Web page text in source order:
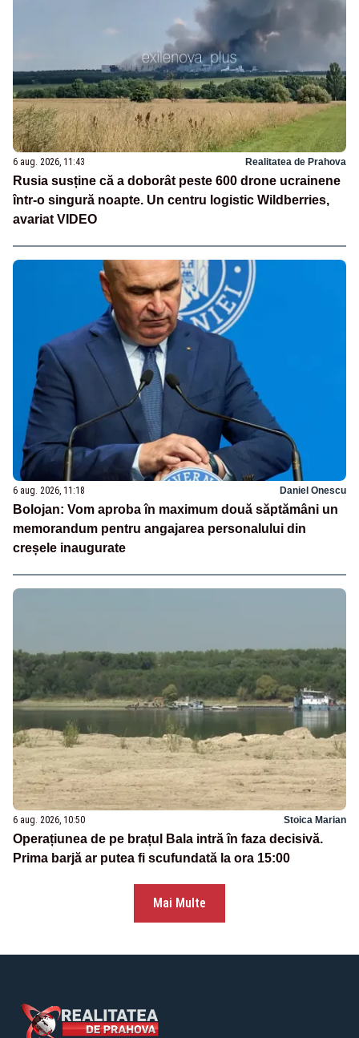
6 aug. 2026, 11:43 Realitatea de Prahova
Rusia susține că a doborât peste 600 drone ucrainene
într-o singură noapte. Un centru logistic Wildberries,
avariat VIDEO
6 aug. 2026, 11:18 Daniel Onescu
Bolojan: Vom aproba în maximum două săptămâni un
memorandum pentru angajarea personalului din
creșele inaugurate
6 aug. 2026, 10:50 Stoica Marian
Operațiunea de pe brațul Bala intră în faza decisivă.
Prima barjă ar putea fi scufundată la ora 15:00
Mai Multe